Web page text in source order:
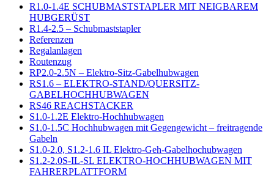
R1.0-1.4E SCHUBMASTSTAPLER MIT NEIGBAREM
HUBGERÜST
R1.4-2.5 – Schubmaststapler
Referenzen
Regalanlagen
Routenzug
RP2.0-2.5N – Elektro-Sitz-Gabelhubwagen
RS1.6 – ELEKTRO-STAND/QUERSITZ-
GABELHOCHHUBWAGEN
RS46 REACHSTACKER
S1.0-1.2E Elektro-Hochhubwagen
S1.0-1.5C Hochhubwagen mit Gegengewicht – freitragende
Gabeln
S1.0-2.0, S1.2-1.6 IL Elektro-Geh-Gabelhochubwagen
S1.2-2.0S-IL-SL ELEKTRO-HOCHHUBWAGEN MIT
FAHRERPLATTFORM